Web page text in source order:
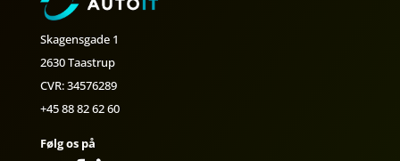
Skagensgade 1
2630 Taastrup
CVR: 34576289
+45 88 82 62 60
Følg os på